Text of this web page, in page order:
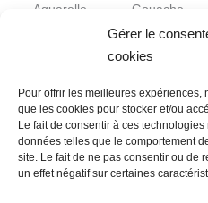
Gérer le
cookies
Pour offrir les meilleures
que les cookies pour stocker et/ou
Le fait de consentir à ces
données telles que le comportement
site. Le fait de ne pas consentir ou de
un effet négatif sur certaines
Aquarelle
Gouache
sur
carton
d’épaisseur
20 x 20
cm